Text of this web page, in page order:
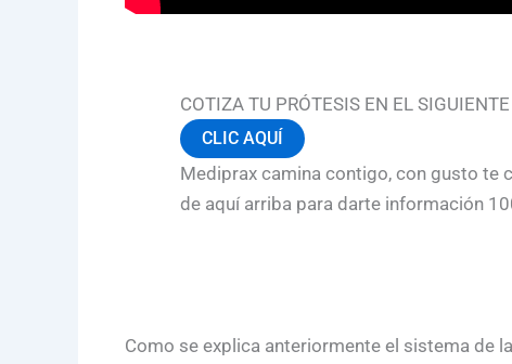
COTIZA TU PRÓTESIS EN EL
CLIC AQUÍ
Mediprax camina contigo, con gusto te
de aquí arriba para darte información
Como se explica anteriormente el sistema de